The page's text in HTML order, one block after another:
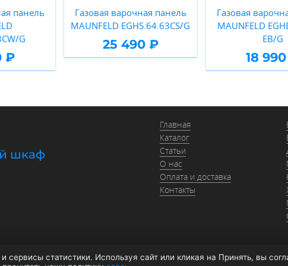
панель
G
₽
Газовая варочная панель
MAUNFELD EGHS.64.63CS/G
25 490 ₽
Газовая
MAUNFELD
EB/G
18
шкаф
Главная
Каталог
Статьи
О нас
Оплата и доставка
Контакты
© 2026 moyki1.ruПолитика конфиденциальностиОфертаСогласие на обработку
и сервисы статистики. Используя сайт или кликая на Принять, вы